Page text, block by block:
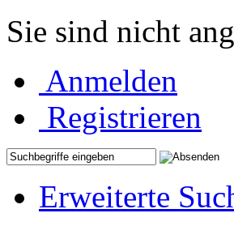
Sie sind nicht
Anmelden
Registrieren
Erweiterte